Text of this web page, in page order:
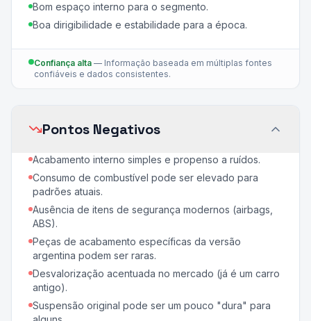
Bom espaço interno para o segmento.
Boa dirigibilidade e estabilidade para a época.
Confiança alta — Informação baseada em múltiplas fontes
confiáveis e dados consistentes.
Pontos Negativos
Acabamento interno simples e propenso a ruídos.
Consumo de combustível pode ser elevado para
padrões atuais.
Ausência de itens de segurança modernos (airbags,
ABS).
Peças de acabamento específicas da versão
argentina podem ser raras.
Desvalorização acentuada no mercado (já é um carro
antigo).
Suspensão original pode ser um pouco "dura" para